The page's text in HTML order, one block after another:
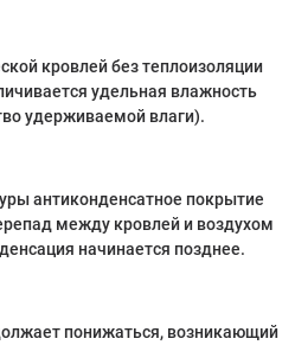
кровлей без теплоизоляции
удельная влажность
удерживаемой влаги).
антиконденсатное покрытие
между кровлей и воздухом
начинается позднее.
понижаться, возникающий